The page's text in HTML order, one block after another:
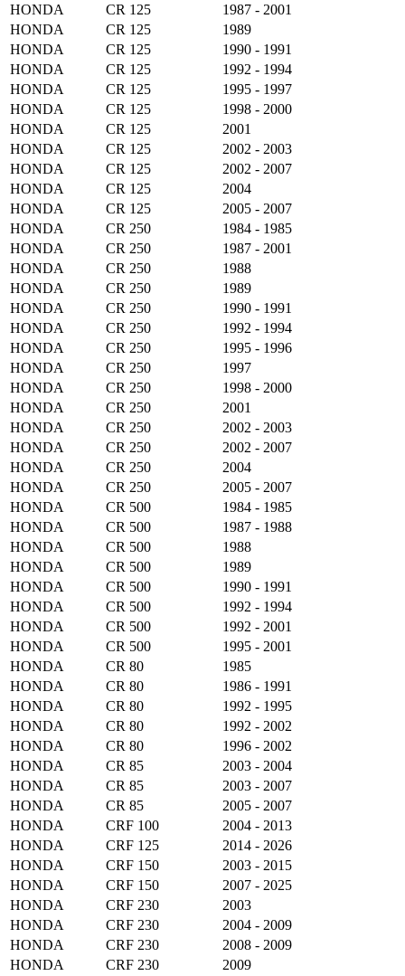
HONDA
CR 125
1987 - 2001
HONDA
CR 125
1989
HONDA
CR 125
1990 - 1991
HONDA
CR 125
1992 - 1994
HONDA
CR 125
1995 - 1997
HONDA
CR 125
1998 - 2000
HONDA
CR 125
2001
HONDA
CR 125
2002 - 2003
HONDA
CR 125
2002 - 2007
HONDA
CR 125
2004
HONDA
CR 125
2005 - 2007
HONDA
CR 250
1984 - 1985
HONDA
CR 250
1987 - 2001
HONDA
CR 250
1988
HONDA
CR 250
1989
HONDA
CR 250
1990 - 1991
HONDA
CR 250
1992 - 1994
HONDA
CR 250
1995 - 1996
HONDA
CR 250
1997
HONDA
CR 250
1998 - 2000
HONDA
CR 250
2001
HONDA
CR 250
2002 - 2003
HONDA
CR 250
2002 - 2007
HONDA
CR 250
2004
HONDA
CR 250
2005 - 2007
HONDA
CR 500
1984 - 1985
HONDA
CR 500
1987 - 1988
HONDA
CR 500
1988
HONDA
CR 500
1989
HONDA
CR 500
1990 - 1991
HONDA
CR 500
1992 - 1994
HONDA
CR 500
1992 - 2001
HONDA
CR 500
1995 - 2001
HONDA
CR 80
1985
HONDA
CR 80
1986 - 1991
HONDA
CR 80
1992 - 1995
HONDA
CR 80
1992 - 2002
HONDA
CR 80
1996 - 2002
HONDA
CR 85
2003 - 2004
HONDA
CR 85
2003 - 2007
HONDA
CR 85
2005 - 2007
HONDA
CRF 100
2004 - 2013
HONDA
CRF 125
2014 - 2026
HONDA
CRF 150
2003 - 2015
HONDA
CRF 150
2007 - 2025
HONDA
CRF 230
2003
HONDA
CRF 230
2004 - 2009
HONDA
CRF 230
2008 - 2009
HONDA
CRF 230
2009